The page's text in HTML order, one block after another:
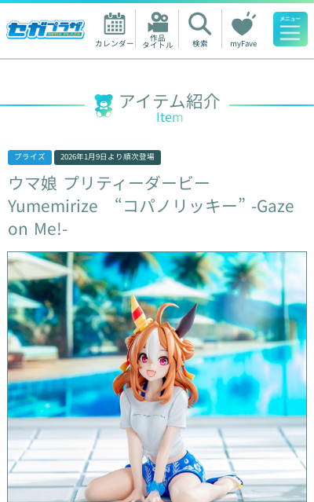
カレンダー 作品
タイトル 検索 myFave
人気ワード
アイテム紹介
Item
プライズ 2026年1月9日 より順次登場
ウマ娘 プリティーダービー
Yumemirize
“コパノリッキー” -Gaze
on Me!-